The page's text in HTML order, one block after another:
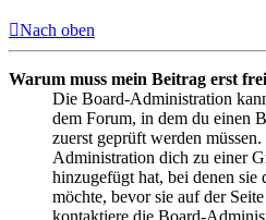
Nach oben
Warum muss mein Beitrag erst
Die Board-Administration
dem Forum, in dem du einen
zuerst geprüft werden
Administration dich zu einer
hinzugefügt hat, bei denen sie
möchte, bevor sie auf der
kontaktiere die Board-